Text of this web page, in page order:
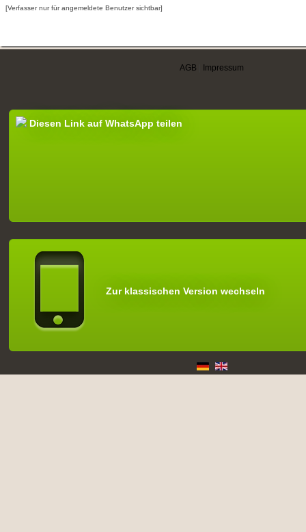
[Verfasser nur für angemeldete Benutzer sichtbar]
AGB Impressum
Diesen Link auf WhatsApp teilen
Zur klassischen Version wechseln